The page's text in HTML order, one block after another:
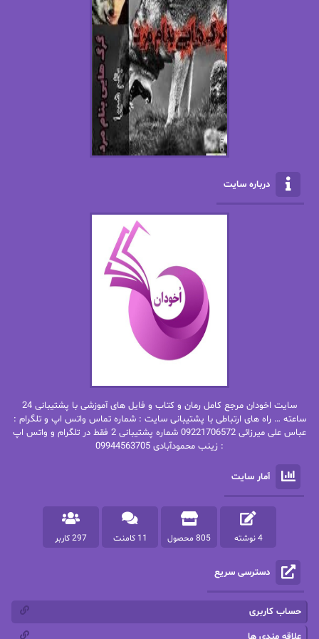
اصغر زاده
اکرم محمدی
الف صاد
الکساندر دوما
الناز پاکپور‌
الناز محمدی
امیر فرهی
باران
بهار سلطانی
بهاره شیرازی
بهاره.م
بیتا فرخی
پاتریشیا ویلسون پرتو فرهمند
پرستو اسحقی
پرستو مهاجر
پرهام رسولی
پروانه قدیمی پروانه محمدی
پریسا شکور(طوفان خاموش)
پنلوپه وارد
درباره سایت
سایت اخودان مرجع کامل رمان و کتاب و فایل های آموزشی با پشتیبانی 24
ساعته … راه های ارتباطی با پشتیبانی سایت : شماره تماس واتس اپ و تلگرام :
عباس علی میرزائی 09221706572 شماره پشتیبانی 2 فقط در تلگرام و واتس اپ
: زینب محمودآبادی 09944563705
آمار سایت
4 نوشته 805 محصول 11 کامنت 297 کاربر
دسترسی سریع
حساب کاربری